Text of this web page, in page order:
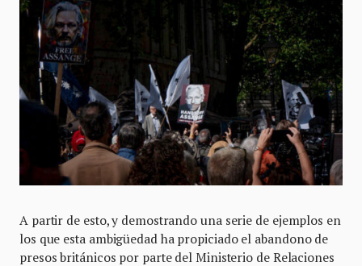
A partir de esto, y demostrando una serie de ejemplos en
los que esta ambigüedad ha propiciado el abandono de
presos británicos por parte del Ministerio de Relaciones